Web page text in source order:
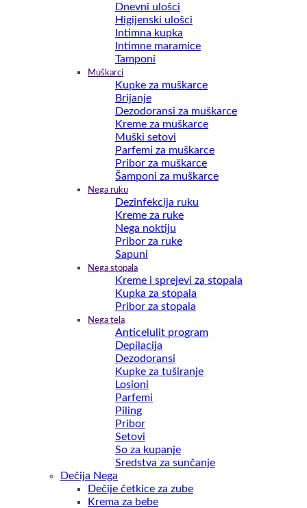
Dnevni ulošci
Higijenski ulošci
Intimna kupka
Intimne maramice
Tamponi
Muškarci
Kupke za muškarce
Brijanje
Dezodoransi za muškarce
Kreme za muškarce
Muški setovi
Parfemi za muškarce
Pribor za muškarce
Šamponi za muškarce
Nega ruku
Dezinfekcija ruku
Kreme za ruke
Nega noktiju
Pribor za ruke
Sapuni
Nega stopala
Kreme i sprejevi za stopala
Kupka za stopala
Pribor za stopala
Nega tela
Anticelulit program
Depilacija
Dezodoransi
Kupke za tuširanje
Losioni
Parfemi
Piling
Pribor
Setovi
So za kupanje
Sredstva za sunčanje
Dečija Nega
Dečije četkice za zube
Krema za bebe